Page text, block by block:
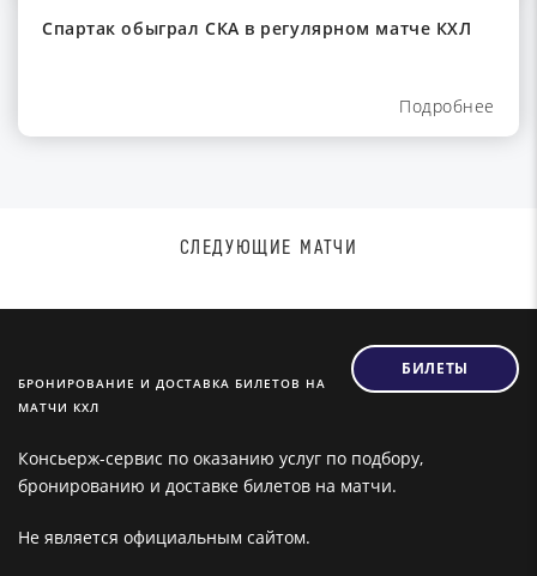
Спартак обыграл СКА в регулярном матче КХЛ
Подробнее
СЛЕДУЮЩИЕ МАТЧИ
БРОНИРОВАНИЕ И ДОСТАВКА БИЛЕТОВ НА
МАТЧИ КХЛ
БИЛЕТЫ
Консьерж-сервис по оказанию услуг по подбору,
бронированию и доставке билетов на матчи.
Не является официальным сайтом.